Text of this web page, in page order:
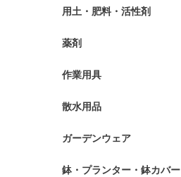
用土・肥料・活性剤
薬剤
作業用具
散水用品
ガーデンウェア
鉢・プランター・鉢カバー